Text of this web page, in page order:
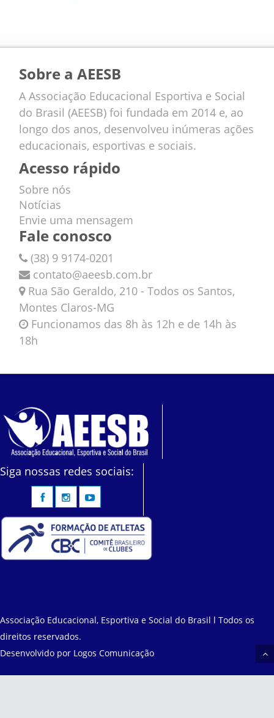
Sobre a AEESB
A Associação Educacional Esportiva e Social
do Brasil (AEESB) foi fundada em 2014 e, ao
longo dos anos, desenvolveu inúmeras ações
educacionais, esportivas e sociais.
Acesso rápido
Sobre nós
Notícias
Envie uma mensagem
Fale conosco
(38) 9 9174-0201
contato@aeesb.com.br
Rua São Geraldo, 210 - Todos os Santos,
Montes Claros-MG
Funcionamos das 8h às 12h e de 14h às
18h
Siga nossas redes sociais:
Associação Educacional, Esportiva e Social do Brasil l Todos os
direitos reservados.
Desenvolvido por Logos Comunicação